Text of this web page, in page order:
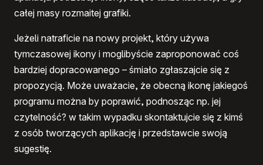
całej masy rozmaitej grafiki.
Jeżeli natraficie na nowy projekt, który używa
tymczasowej ikony i moglibyście zaproponować coś
bardziej dopracowanego – śmiało zgłaszajcie się z
propozycją. Może uważacie, że obecną ikonę jakiegoś
programu można by poprawić, podnosząc np. jej
czytelność? w takim wypadku skontaktujcie się z kimś
z osób tworzących aplikację i przedstawcie swoją
sugestię.